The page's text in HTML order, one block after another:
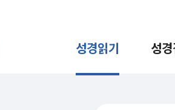
성경읽기 성